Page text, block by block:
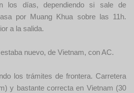
los días, dependiendo si sale de
por Muang Khua sobre las 11h.
a la salida.
nuevo, de Vietnam, con AC.
los trámites de frontera. Carretera
) y bastante correcta en Vietnam (30